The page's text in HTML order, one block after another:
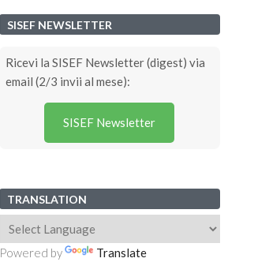
SISEF NEWSLETTER
Ricevi la SISEF Newsletter (digest) via
email (2/3 invii al mese):
SISEF Newsletter
TRANSLATION
Powered by Translate